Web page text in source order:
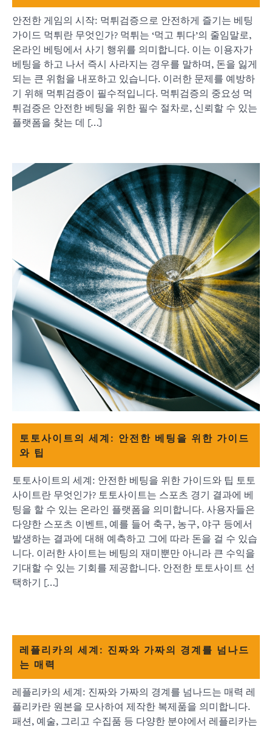
안전한 게임의 시작: 먹튀검증으로 안전하게 즐기는 베팅
가이드 먹튀란 무엇인가? 먹튀는 ‘먹고 튀다’의 줄임말로,
온라인 베팅에서 사기 행위를 의미합니다. 이는 이용자가
베팅을 하고 나서 즉시 사라지는 경우를 말하며, 돈을 잃게
되는 큰 위험을 내포하고 있습니다. 이러한 문제를 예방하
기 위해 먹튀검증이 필수적입니다. 먹튀검증의 중요성 먹
튀검증은 안전한 베팅을 위한 필수 절차로, 신뢰할 수 있는
플랫폼을 찾는 데 […]
토토사이트의 세계: 안전한 베팅을 위한 가이드
와 팁
토토사이트의 세계: 안전한 베팅을 위한 가이드와 팁 토토
사이트란 무엇인가? 토토사이트는 스포츠 경기 결과에 베
팅을 할 수 있는 온라인 플랫폼을 의미합니다. 사용자들은
다양한 스포츠 이벤트, 예를 들어 축구, 농구, 야구 등에서
발생하는 결과에 대해 예측하고 그에 따라 돈을 걸 수 있습
니다. 이러한 사이트는 베팅의 재미뿐만 아니라 큰 수익을
기대할 수 있는 기회를 제공합니다. 안전한 토토사이트 선
택하기 […]
레플리카의 세계: 진짜와 가짜의 경계를 넘나드
는 매력
레플리카의 세계: 진짜와 가짜의 경계를 넘나드는 매력 레
플리카란 원본을 모사하여 제작한 복제품을 의미합니다.
패션, 예술, 그리고 수집품 등 다양한 분야에서 레플리카는